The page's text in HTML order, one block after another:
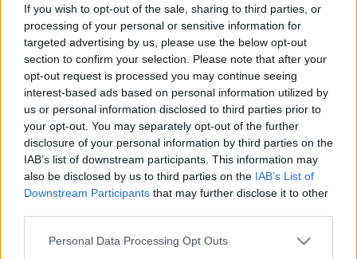
If you wish to opt-out of the sale, sharing to third parties, or
processing of your personal or sensitive information for
targeted advertising by us, please use the below opt-out
section to confirm your selection. Please note that after your
opt-out request is processed you may continue seeing
interest-based ads based on personal information utilized by
us or personal information disclosed to third parties prior to
your opt-out. You may separately opt-out of the further
disclosure of your personal information by third parties on the
IAB’s list of downstream participants. This information may
also be disclosed by us to third parties on the IAB’s List of
Downstream Participants that may further disclose it to other
Please note that this website/app uses one or more Google
Personal Data Processing Opt Outs
Gyuriska János, színművész: - Halmozottan nehéz
mindenkinek, tehát ez egy skizofrén állapot, mind
neki, mind nekünk. Tehát, ilyenkor, hát, többször
annyit próbálsz, mint hogyha csak simán próbálnál
a partnerrel vagy a rendezővel, és ott lenne lent a
rendező, vagy fönt a partner, tehát külön-külön. Ez
így, ez így sokkal többfajta pályán mozog így a
kommunikáció.
R.: - A Caesar szerepét alakító Gyuriska János
elmondta: sokat tanult mind a politikai életből,
mind a történelemből.
Gyuriska János, színművész: - Az Octavius Caesar